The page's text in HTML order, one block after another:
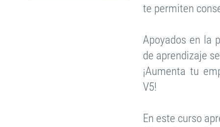
te permiten
Apoyados en la
de aprendizaje
¡Aumenta tu
V5!
En este curso